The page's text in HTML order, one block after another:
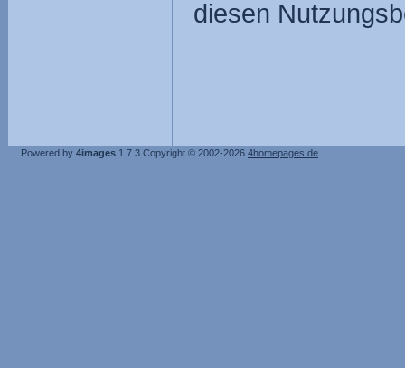
diesen
Powered by 4images 1.7.3 Copyright © 2002-2026 4homepages.de